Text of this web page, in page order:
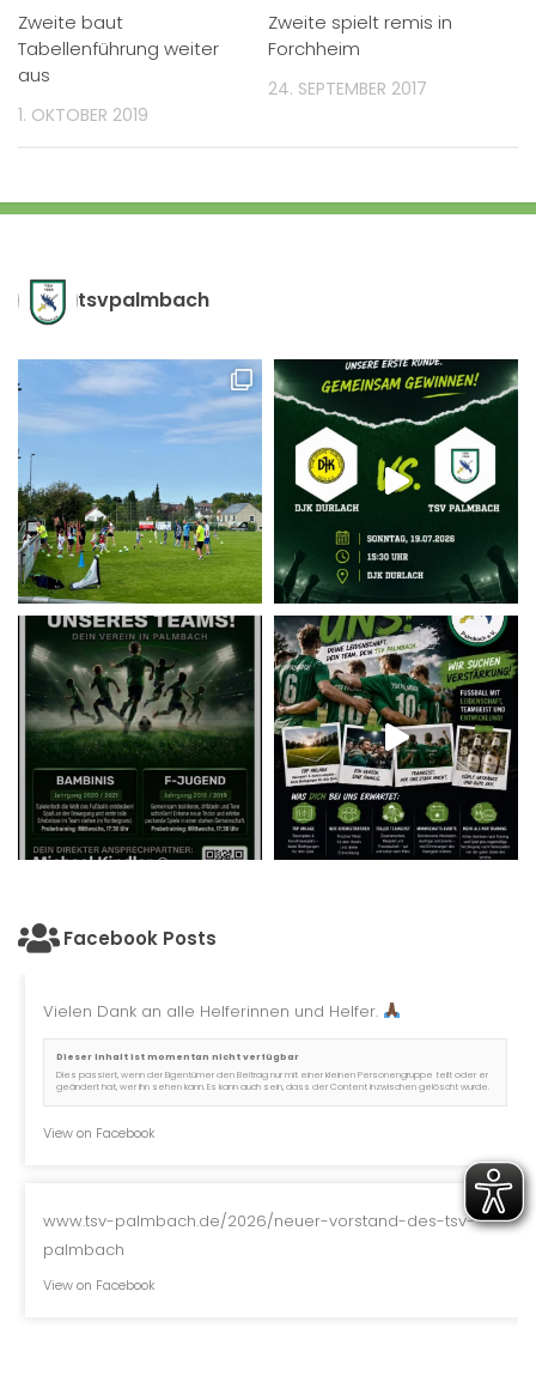
Zweite baut
Tabellenführung weiter
aus
1. OKTOBER 2019
Zweite spielt remis in
Forchheim
24. SEPTEMBER 2017
tsvpalmbach
Facebook Posts
Vielen Dank an alle Helferinnen und Helfer.
Dieser Inhalt ist momentan nicht verfügbar
Dies passiert, wenn der Eigentümer den Beitrag nur mit einer kleinen Personengruppe teilt oder er
geändert hat, wer ihn sehen kann. Es kann auch sein, dass der Content inzwischen gelöscht wurde.
View on Facebook
www.tsv-palmbach.de/2026/neuer-vorstand-des-tsv-
palmbach
View on Facebook